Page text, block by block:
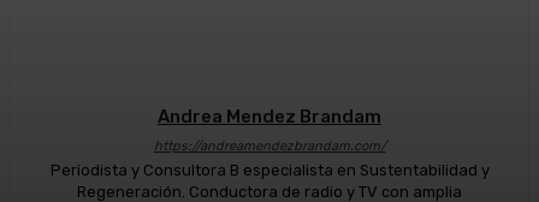
Andrea Mendez Brandam
https://andreamendezbrandam.com/
Periodista y Consultora B especialista en Sustentabilidad y
Regeneración. Conductora de radio y TV con amplia